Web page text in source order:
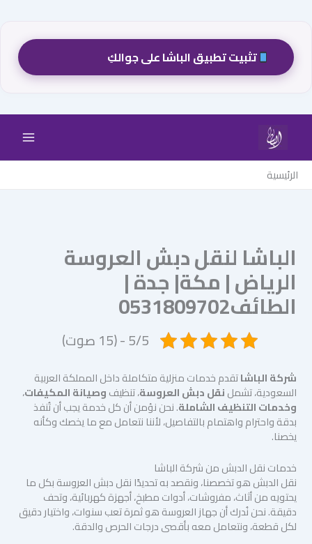
تثبيت تطبيق الباشا على جوالكِ
المحتوى
الرئيسية
الباشا لنقل دبش العروسة
الرياض | مكة| جدة |
الطائف0531809702
5/5 - (15 صوت)
شركة الباشاتقدم خدمات منزلية متكاملة داخل المملكة العربية
السعودية، تشملنقل دبش العروسة، تنظيفوصيانة المكيفات،
وخدمات التنظيف الشاملة. نحن نؤمن أن كل خدمة يجب أن تُنفذ
بدقة واحترام واهتمام بالتفاصيل، لأننا نتعامل مع ما يخصك وكأنه
يخصنا.
خدمات نقل الدبش من شركة الباشا
نقل الدبش هو تخصصنا، ونقصد به تحديدًا نقل دبش العروسة بكل ما
يحتويه من أثاث، مفروشات، أدوات مطبخ، أجهزة كهربائية، وتحف
دقيقة. نحن نُدرك أن جهاز العروسة هو ثمرة تعب سنوات، واختيار دقيق
لكل قطعة، ونتعامل معه بأقصى درجات الحرص والدقة.